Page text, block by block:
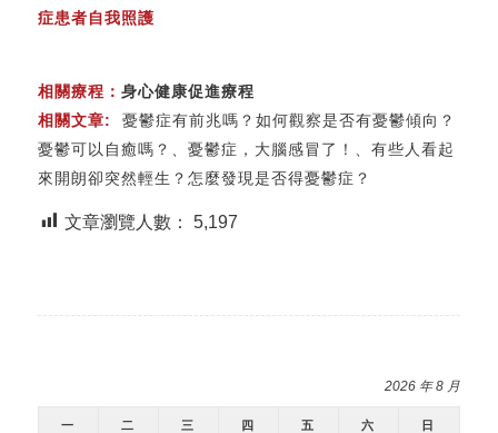
症患者自我照護
相關療程： 身心健康促進療程
相關文章:
憂鬱症有前兆嗎？如何觀察是否有憂鬱傾向？
憂鬱可以自癒嗎？
憂鬱症，大腦感冒了！
有些人看起
來開朗卻突然輕生？怎麼發現是否得憂鬱症？
文章瀏覽人數： 5,197
2026 年 8 月
一 二 三 四 五 六 日